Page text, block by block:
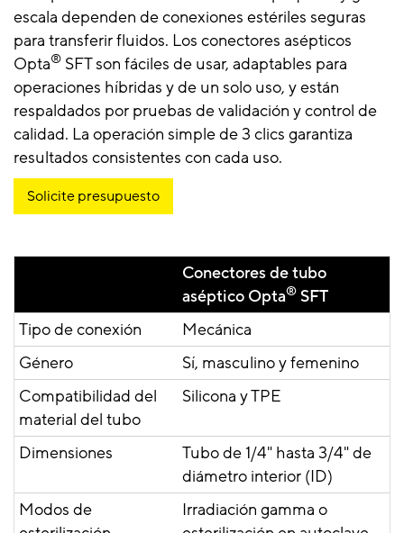
escala dependen de conexiones estériles seguras
para transferir fluidos. Los conectores asépticos
Opta® SFT son fáciles de usar, adaptables para
operaciones híbridas y de un solo uso, y están
respaldados por pruebas de validación y control de
calidad. La operación simple de 3 clics garantiza
resultados consistentes con cada uso.
Solicite presupuesto
Conectores de tubo
aséptico Opta® SFT
Tipo de conexión
Mecánica
Género
Sí, masculino y femenino
Compatibilidad del
material del tubo
Silicona y TPE
Dimensiones
Tubo de 1/4" hasta 3/4" de
diámetro interior (ID)
Modos de
Irradiación gamma o